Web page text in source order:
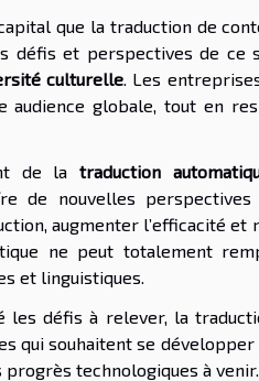
que la traduction de
défis et perspectives de ce
culturelle. Les
audience globale, tout en
de latraduction
de nouvelles
augmenter l’efficacité
ne peut totalement
et linguistiques.
les défis à relever, la
qui souhaitent se développer
technologiques à venir.